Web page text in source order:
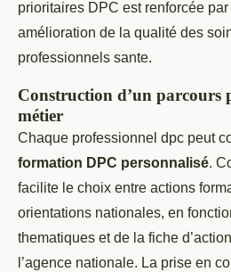
prioritaires DPC est renforcée
amélioration de la qualité des
professionnels sante.
Construction d’un parcours
métier
Chaque professionnel dpc peut
formation DPC personnalisé.
facilite le choix entre actions
orientations nationales, en
thematiques et de la fiche
l’agence nationale. La prise en